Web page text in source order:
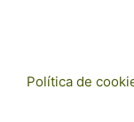
Política de